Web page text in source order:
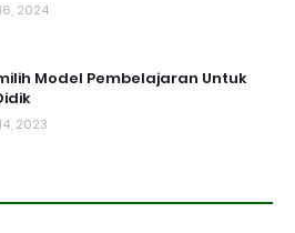
2024
Model Pembelajaran Untuk
2023